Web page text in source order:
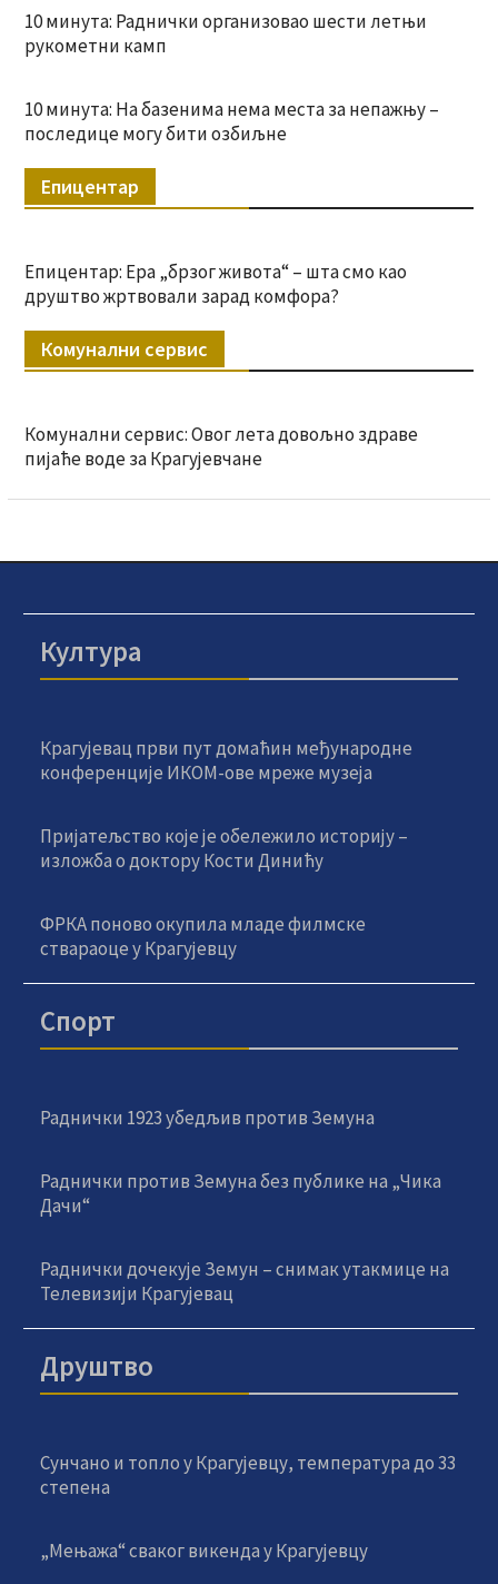
10 минута: Раднички организовао шести летњи
рукометни камп
10 минута: На базенима нема места за непажњу –
последице могу бити озбиљне
Епицентар
Епицентар: Ера „брзог живота“ – шта смо као
друштво жртвовали зарад комфора?
Комунални сервис
Комунални сервис: Овог лета довољно здраве
пијаће воде за Крагујевчане
Култура
Крагујевац први пут домаћин међународне
конференције ИКОМ-ове мреже музеја
Пријатељство које је обележило историју –
изложба о доктору Кости Динићу
ФРКА поново окупила младе филмске
ствараоце у Крагујевцу
Спорт
Раднички 1923 убедљив против Земуна
Раднички против Земуна без публике на „Чика
Дачи“
Раднички дочекује Земун – снимак утакмице на
Телевизији Крагујевац
Друштво
Сунчано и топло у Крагујевцу, температура до 33
степена
„Мењажа“ сваког викенда у Крагујевцу